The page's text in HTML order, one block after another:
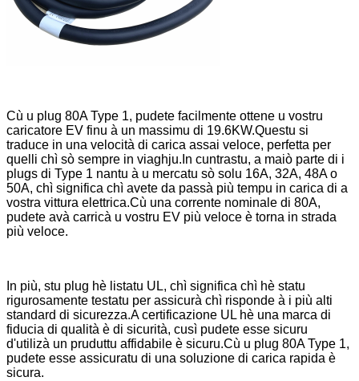
Cù u plug 80A Type 1, pudete facilmente ottene u vostru
caricatore EV finu à un massimu di 19.6KW.Questu si
traduce in una velocità di carica assai veloce, perfetta per
quelli chì sò sempre in viaghju.In cuntrastu, a maiò parte di i
plugs di Type 1 nantu à u mercatu sò solu 16A, 32A, 48A o
50A, chì significa chì avete da passà più tempu in carica di a
vostra vittura elettrica.Cù una corrente nominale di 80A,
pudete avà carricà u vostru EV più veloce è torna in strada
più veloce.
In più, stu plug hè listatu UL, chì significa chì hè statu
rigurosamente testatu per assicurà chì risponde à i più alti
standard di sicurezza.A certificazione UL hè una marca di
fiducia di qualità è di sicurità, cusì pudete esse sicuru
d'utilizà un pruduttu affidabile è sicuru.Cù u plug 80A Type 1,
pudete esse assicuratu di una soluzione di carica rapida è
sicura.